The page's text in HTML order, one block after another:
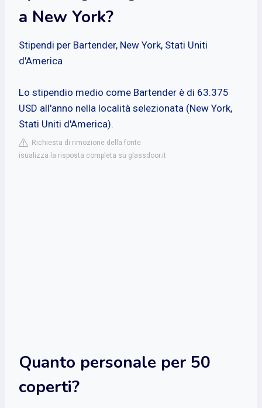
a New York?
Stipendi per Bartender, New York, Stati Uniti
d'America
Lo stipendio medio come Bartender è di 63.375
USD all'anno nella località selezionata (New York,
Stati Uniti d'America).
Richiesta di rimozione della fonte
isualizza la risposta completa su glassdoor.it
Quanto personale per 50
coperti?